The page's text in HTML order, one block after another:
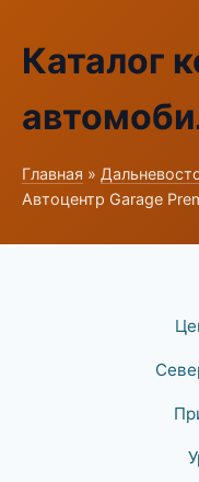
Каталог
Главная »
Автоцентр Garage